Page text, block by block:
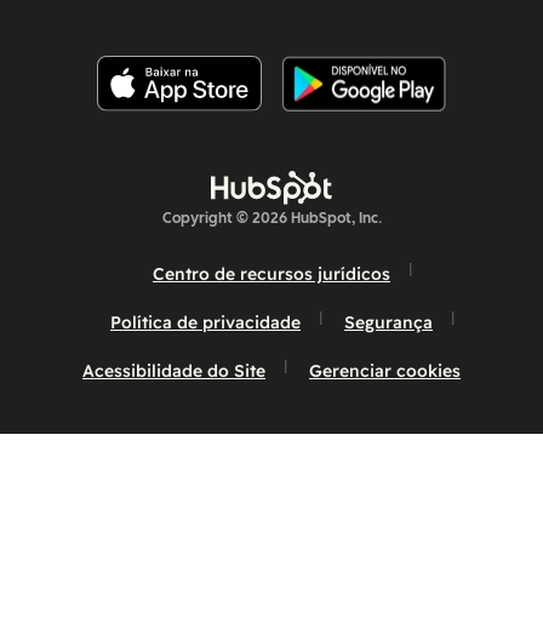
Copyright © 2026 HubSpot, Inc.
Centro de recursos jurídicos
Política de privacidade Segurança
Acessibilidade do Site Gerenciar cookies